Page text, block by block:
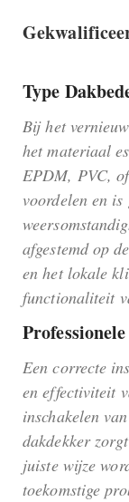
Type
Bij het
het materiaal
EPDM, PVC,
voordelen en is
afgestemd op
en het lokale
functionaliteit
Een correcte
en effectiviteit
inschakelen
dakdekker
juiste wijze
toekomstige